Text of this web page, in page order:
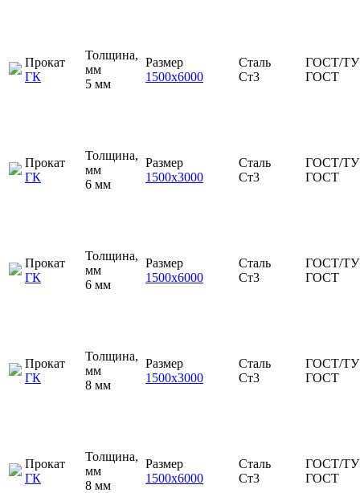
Прокат
ГК
Толщина,
мм
5 мм
Размер
1500х6000
Сталь
Ст3
ГОСТ/ТУ
ГОСТ
Прокат
ГК
Толщина,
мм
6 мм
Размер
1500х3000
Сталь
Ст3
ГОСТ/ТУ
ГОСТ
Прокат
ГК
Толщина,
мм
6 мм
Размер
1500х6000
Сталь
Ст3
ГОСТ/ТУ
ГОСТ
Прокат
ГК
Толщина,
мм
8 мм
Размер
1500х3000
Сталь
Ст3
ГОСТ/ТУ
ГОСТ
Прокат
ГК
Толщина,
мм
8 мм
Размер
1500х6000
Сталь
Ст3
ГОСТ/ТУ
ГОСТ